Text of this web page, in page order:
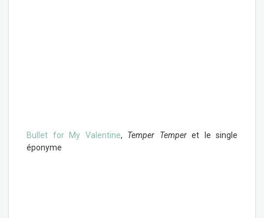
Bullet for My Valentine, Temper Temperet le single
éponyme